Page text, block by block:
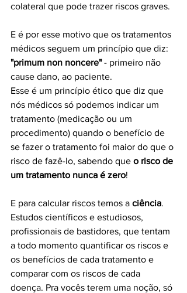
colateral que pode trazer riscos graves.
E é por esse motivo que os tratamentos
médicos seguem um princípio que diz:
"primum non noncere" - primeiro não
cause dano, ao paciente.
Esse é um princípio ético que diz que
nós médicos só podemos indicar um
tratamento (medicação ou um
procedimento) quando o benefício de
se fazer o tratamento foi maior do que o
risco de fazê-lo, sabendo que o risco de
um tratamento nunca é zero!
E para calcular riscos temos a ciência.
Estudos científicos e estudiosos,
profissionais de bastidores, que tentam
a todo momento quantificar os riscos e
os benefícios de cada tratamento e
comparar com os riscos de cada
doença. Pra vocês terem uma noção, só